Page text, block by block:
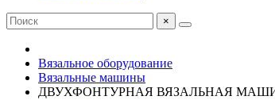
×
Вязальное оборудование
Вязальные машины
ДВУХФОНТУРНАЯ ВЯЗАЛЬНАЯ МАШИНА